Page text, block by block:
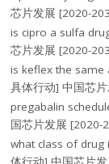
芯片发展 [2020-
is cipro a sulfa
芯片发展 [2020-
is keflex the same
具体行动] 中国芯
pregabalin
国芯片发展 [2020-
what class of drug